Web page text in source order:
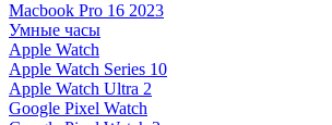
Macbook Pro 16 2023
Умные часы
Apple Watch
Apple Watch Series 10
Apple Watch Ultra 2
Google Pixel Watch